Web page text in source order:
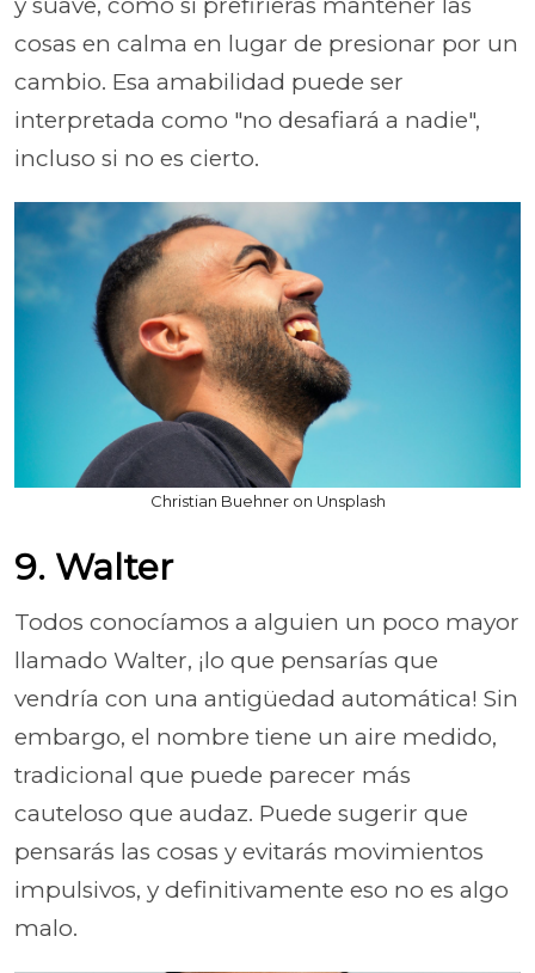
cosas en calma en lugar de presionar por un
cambio. Esa amabilidad puede ser
interpretada como "no desafiará a nadie",
incluso si no es cierto.
Christian Buehner on Unsplash
9. Walter
Todos conocíamos a alguien un poco mayor
llamado Walter, ¡lo que pensarías que
vendría con una antigüedad automática! Sin
embargo, el nombre tiene un aire medido,
tradicional que puede parecer más
cauteloso que audaz. Puede sugerir que
pensarás las cosas y evitarás movimientos
impulsivos, y definitivamente eso no es algo
malo.